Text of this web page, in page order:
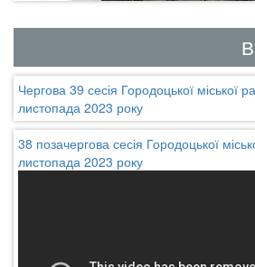
Чергова 39 сесія Городоцької міської
листопада 2023 року
38 позачергова сесія Городоцької
листопада 2023 року